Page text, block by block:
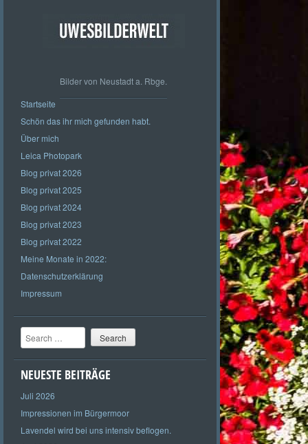
Bilder von Neustadt a. Rbge.
Startseite
Schön das ihr mich gefunden habt.
Über mich
Leica Photopark
Blog privat 2026
Blog privat 2025
Blog privat 2024
Blog privat 2023
Blog privat 2022
Meine Monate in 2022:
Datenschutzerklärung
Impressum
Search
NEUESTE BEITRÄGE
Juli 2026
Impressionen im Bürgermoor
Lavendel wird bei uns intensiv beflogen.